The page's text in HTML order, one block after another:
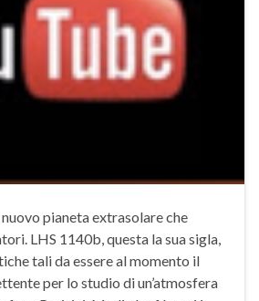
pianeta extrasolare che
LHS 1140b, questa la sua sigla,
tali da essere al momento il
per lo studio di un’atmosfera